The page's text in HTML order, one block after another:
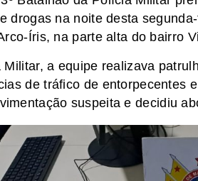
drogas na noite desta
Íris, na parte alta do bairro
a equipe realizava
de tráfico de entorpecentes
suspeita e decidiu